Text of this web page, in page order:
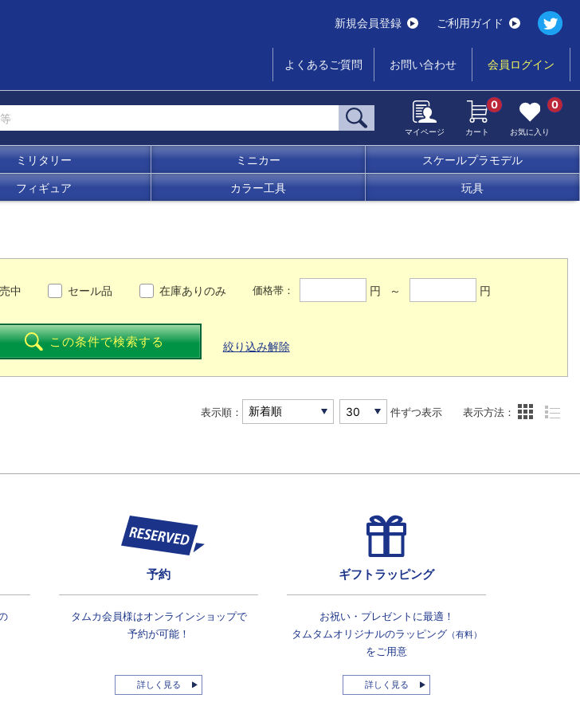
新規会員登録 ご利用ガイド
よくあるご質問 お問い合わせ 会員ログイン
マイページ カート
0
お気に入り
0
ミリタリー ミニカー スケールプラモデル
フィギュア カラー工具 玩具
中 セール品 在庫ありのみ 価格帯： 円 ～ 円
この条件で検索する 絞り込み解除
表示順： 件ずつ表示 表示方法：
予約
タムカ会員様はオンラインショップで
予約が可能！
詳しく見る
ギフトラッピング
お祝い・プレゼントに最適！
タムタムオリジナルのラッピング（有料）
をご用意
詳しく見る